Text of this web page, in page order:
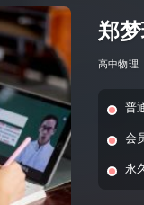
郑
高中物理
普
会
永